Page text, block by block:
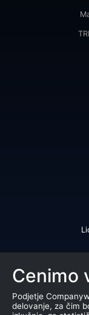
Cenimo
Podjetje
delovanje, za čim